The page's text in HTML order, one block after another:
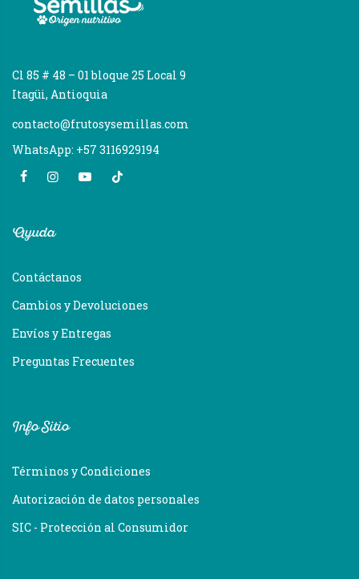
Cl 85 # 48 – 01 bloque 25 Local 9
Itagüi, Antioquia
contacto@frutosysemillas.com
WhatsApp: +57 3116929194
Ayuda
Contáctanos
Cambios y Devoluciones
Envíos y Entregas
Preguntas Frecuentes
Info Sitio
Términos y Condiciones
Autorización de datos personales
SIC - Protección al Consumidor